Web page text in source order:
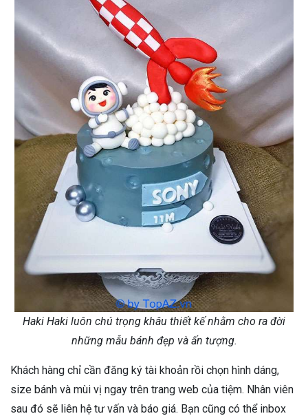
Haki Haki luôn chú trọng khâu thiết kế nhằm cho ra đời
những mẫu bánh đẹp và ấn tượng.
Khách hàng chỉ cần đăng ký tài khoản rồi chọn hình dáng,
size bánh và mùi vị ngay trên trang web của tiệm. Nhân viên
sau đó sẽ liên hệ tư vấn và báo giá. Bạn cũng có thể inbox